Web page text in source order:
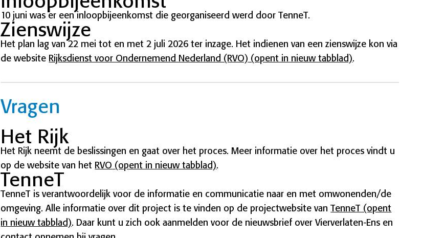
10 juni was er een inloopbijeenkomst die georganiseerd werd door TenneT.
Zienswijze
Het plan lag van 22 mei tot en met 2 juli 2026 ter inzage. Het indienen van een zienswijze kon via
de website Rijksdienst voor Ondernemend Nederland (RVO) (opent in nieuw tabblad).
Vragen
Het Rijk
Het Rijk neemt de beslissingen en gaat over het proces. Meer informatie over het proces vindt u
op de website van het RVO (opent in nieuw tabblad).
TenneT
TenneT is verantwoordelijk voor de informatie en communicatie naar en met omwonenden/de
omgeving. Alle informatie over dit project is te vinden op de projectwebsite vanTenneT (opent
in nieuw tabblad). Daar kunt u zich ook aanmelden voor de nieuwsbrief over Vierverlaten-Ens en